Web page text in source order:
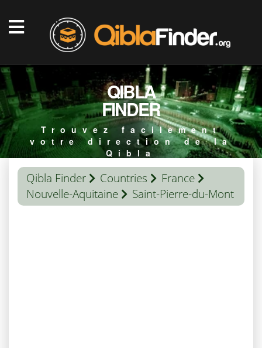
QIBLA
FINDER
Trouvez facilement
votre direction de la
Qibla
Qibla Finder Countries
France
Nouvelle-Aquitaine
Saint-Pierre-du-Mont